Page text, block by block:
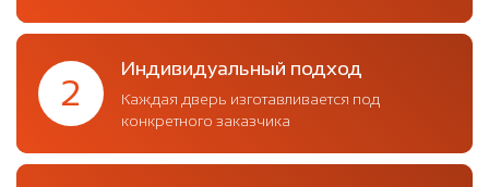
2
Индивидуальный подход
Каждая дверь изготавливается под
конкретного заказчика